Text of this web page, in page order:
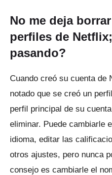
No me deja
perfiles de Netflix;
pasando?
Cuando creó su cuenta de
notado que se creó un
perfil principal de su
eliminar. Puede cambiarle
idioma, editar las
otros ajustes, pero nunca
consejo es cambiarle el